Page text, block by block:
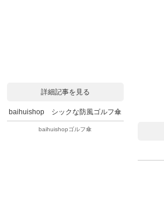
詳細記事を見る
baihuishop シックな防風ゴルフ傘
baihuishopゴルフ傘